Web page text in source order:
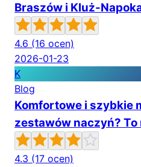
Braszów i Kluż-
4.6 (16 ocen)
2026-01-23
K
Blog
Komfortowe i szybkie
zestawów naczyń?
4.3 (17 ocen)